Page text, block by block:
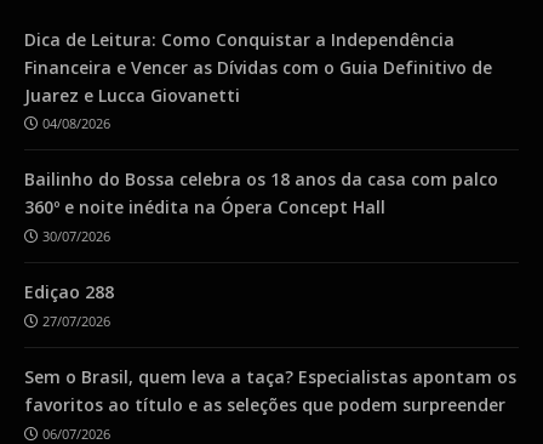
Dica de Leitura: Como Conquistar a Independência
Financeira e Vencer as Dívidas com o Guia Definitivo de
Juarez e Lucca Giovanetti
04/08/2026
Bailinho do Bossa celebra os 18 anos da casa com palco
360º e noite inédita na Ópera Concept Hall
30/07/2026
Ediçao 288
27/07/2026
Sem o Brasil, quem leva a taça? Especialistas apontam os
favoritos ao título e as seleções que podem surpreender
06/07/2026